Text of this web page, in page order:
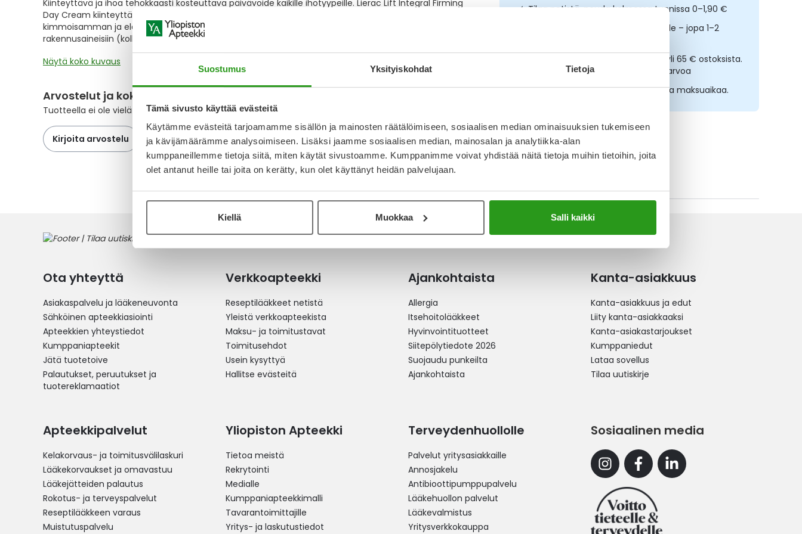
Suostumus Yksityiskohdat Tietoja
Tämä sivusto käyttää evästeitä
Käytämme evästeitä tarjoamamme sisällön ja mainosten räätälöimiseen, sosiaalisen median ominaisuuksien tukemiseen
ja kävijämäärämme analysoimiseen. Lisäksi jaamme sosiaalisen median, mainosalan ja analytiikka-alan
kumppaneillemme tietoja siitä, miten käytät sivustoamme. Kumppanimme voivat yhdistää näitä tietoja muihin tietoihin, joita
olet antanut heille tai joita on kerätty, kun olet käyttänyt heidän palvelujaan.
Kiellä Muokkaa Salli kaikki
the
images
gallery
Kiinteyttävä ja ihoa tehokkaasti kosteuttava päivävoide kaikille ihotyypeille. Lierac Lift Integral Firming
Day Cream kiinteyttävä kasvovoide imeytyy tehokkaasti, tasoittaa juonteita sekä tekee ihosta
kimmoisamman ja elastisemman. Ihosi rakenne vahvistuu, sillä voide vaikuttaa sen tärkeimpiin
rakennusaineisiin (kollageeni, elastiini, hyaluronihappo) sekä myös niitä yhdistäviin
Näytä koko kuvaus
Arvostelut ja kokemuksia
Tuotteella ei ole vielä yhtään arvostelua.
Kirjoita arvostelu
Tilaa netistä, nouda kolmessa tunnissa 0–1,90 €
Nopeampi toimitus reseptilääkkeille – jopa 1–2
Ilmainen toimitus noutopisteisiin yli 65 € ostoksista.
Lääkkeet eivät kerrytä ostoskorin arvoa
Osta nyt, saat 45 päivää korotonta maksuaikaa.
Ota yhteyttä
Asiakaspalvelu ja lääkeneuvonta
Sähköinen apteekkiasiointi
Apteekkien yhteystiedot
Kumppaniapteekit
Jätä tuotetoive
Palautukset, peruutukset ja
tuotereklamaatiot
Verkkoapteekki
Reseptilääkkeet netistä
Yleistä verkkoapteekista
Maksu- ja toimitustavat
Toimitusehdot
Usein kysyttyä
Hallitse evästeitä
Ajankohtaista
Allergia
Itsehoitolääkkeet
Hyvinvointituotteet
Siitepölytiedote 2026
Suojaudu punkeilta
Ajankohtaista
Kanta-asiakkuus
Kanta-asiakkuus ja edut
Liity kanta-asiakkaaksi
Kanta-asiakastarjoukset
Kumppaniedut
Lataa sovellus
Tilaa uutiskirje
Apteekkipalvelut
Kelakorvaus- ja toimitusvälilaskuri
Lääkekorvaukset ja omavastuu
Lääkejätteiden palautus
Rokotus- ja terveyspalvelut
Reseptilääkkeen varaus
Muistutuspalvelu
Yliopiston Apteekki
Tietoa meistä
Rekrytointi
Medialle
Kumppaniapteekkimalli
Tavarantoimittajille
Yritys- ja laskutustiedot
Terveydenhuollolle
Palvelut yritysasiakkaille
Annosjakelu
Antibioottipumppupalvelu
Lääkehuollon palvelut
Lääkevalmistus
Yritysverkkokauppa
Sosiaalinen media
InstagramFacebookLinkedin